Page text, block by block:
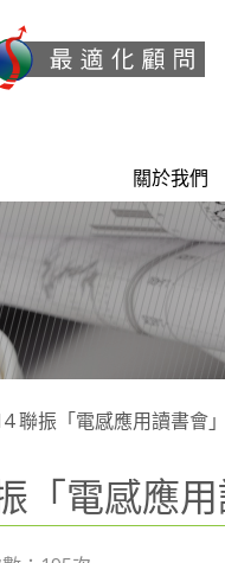
關於我們
聯振「電感應用讀書會
「電感應